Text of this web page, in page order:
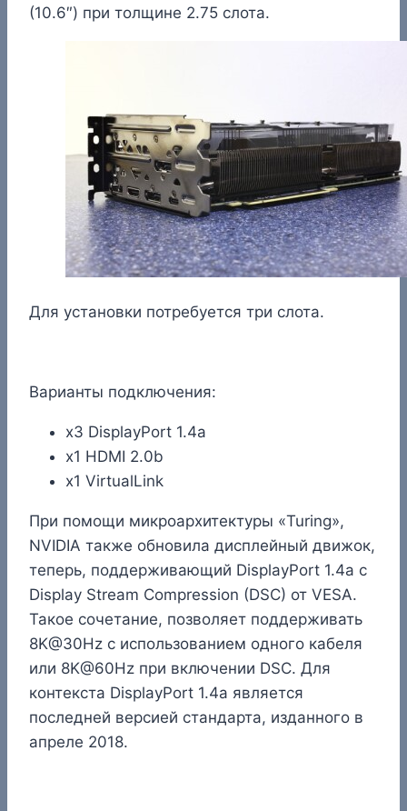
(10.6″) при толщине 2.75 слота.
Для установки потребуется три слота.
Варианты подключения:
x3 DisplayPort 1.4a
x1 HDMI 2.0b
x1 VirtualLink
При помощи микроархитектуры «Turing»,
NVIDIA также обновила дисплейный движок,
теперь, поддерживающий DisplayPort 1.4a с
Display Stream Compression (DSC) от VESA.
Такое сочетание, позволяет поддерживать
8K@30Hz с использованием одного кабеля
или 8K@60Hz при включении DSC. Для
контекста DisplayPort 1.4a является
последней версией стандарта, изданного в
апреле 2018.